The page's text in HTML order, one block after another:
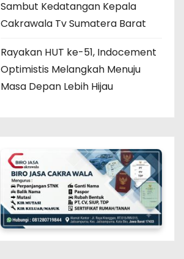
Sambut Kedatangan Kepala
Cakrawala Tv Sumatera Barat
Rayakan HUT ke-51, Indocement
Optimistis Melangkah Menuju
Masa Depan Lebih Hijau